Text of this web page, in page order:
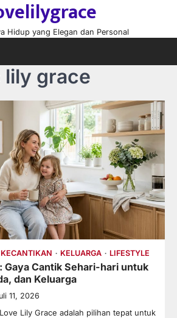
Hidup yang Elegan dan Personal
lily grace
KECANTIKAN KELUARGA LIFESTYLE
Gaya Cantik Sehari-hari untuk
dan Keluarga
11, 2026
Lily Grace adalah pilihan tepat untuk